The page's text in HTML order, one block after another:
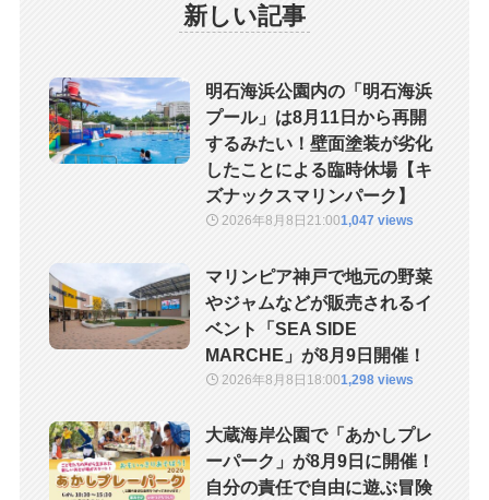
新しい記事
明石海浜公園内の「明石海浜
プール」は8月11日から再開
するみたい！壁面塗装が劣化
したことによる臨時休場【キ
ズナックスマリンパーク】
2026年8月8日 21:001,047 views
マリンピア神戸で地元の野菜
やジャムなどが販売されるイ
ベント「SEA SIDE
MARCHE」が8月9日開催！
2026年8月8日 18:001,298 views
大蔵海岸公園で「あかしプレ
ーパーク」が8月9日に開催！
自分の責任で自由に遊ぶ冒険